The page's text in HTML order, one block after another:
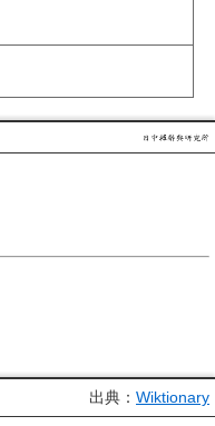
出典： Wiktionary